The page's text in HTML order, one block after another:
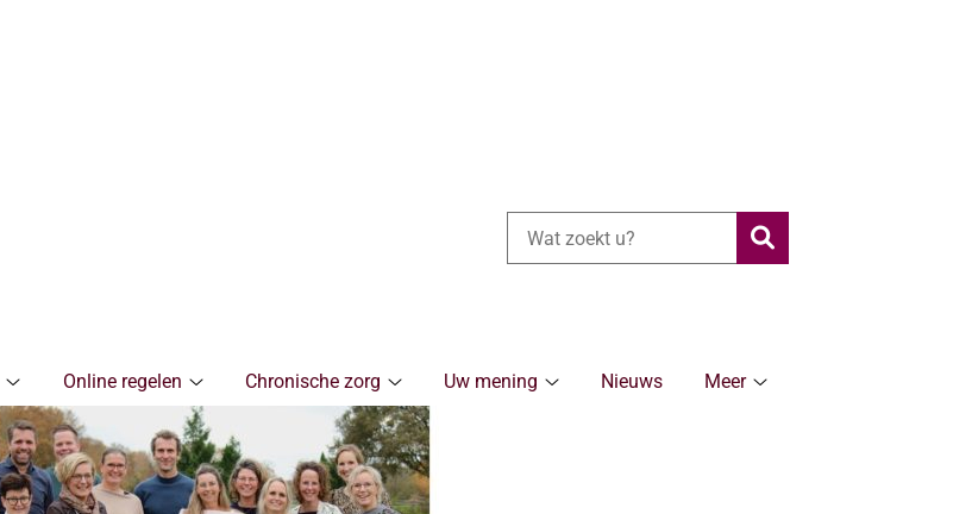
Zoeken
De
Praktijk
submenu
Online regelen
Online
regelen
submenu
Chronische zorg
Chronische
zorg
submenu
Uw mening
Nieuws
Meer